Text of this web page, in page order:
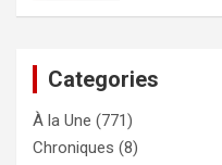
Categories
À la Une (771)
Chroniques (8)